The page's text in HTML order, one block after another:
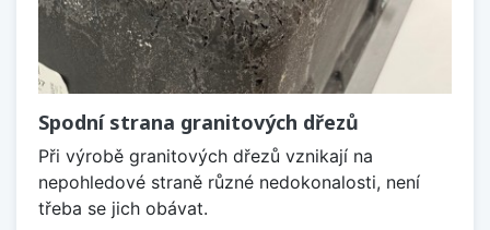
Spodní strana granitových dřezů
Při výrobě granitových dřezů vznikají na
nepohledové straně různé nedokonalosti, není
třeba se jich obávat.